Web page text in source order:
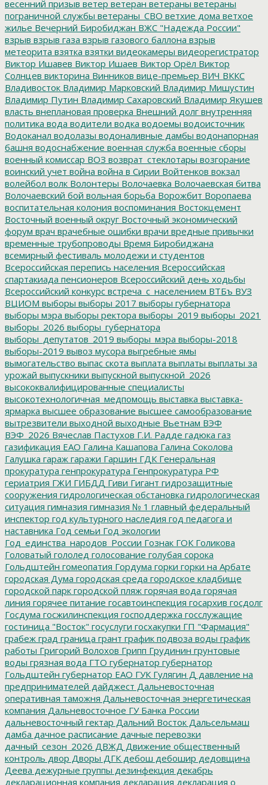
весенний призыв ветер ветеран ветераны ветераны
пограничной службы ветераны_СВО ветхие дома ветхое
жилье Вечерний Биробиджан ВЖС "Надежда России"
взрыв взрыв газа взрыв газового баллона взрыв
метеорита взятка взятки видеокамеры видеорегистратор
Виктор Ишавев Виктор Ишаев Виктор Орёл Виктор
Солнцев викторина Винников вице-премьер ВИЧ ВККС
Владивосток Владимир Марковский Владимир Мишустин
Владимир Путин Владимир Сахаровский Владимир Якушев
власть внеплановая проверка Внешний долг внутренняя
политика вода водители водка водоемы водоисточник
Водоканал водолазы водоналивные дамбы водонапорная
башня водоснабжение военная служба военные сборы
военный комиссар ВОЗ возврат_стеклотары возгорание
воинский учет война война в Сирии Войтенков вокзал
волейбол волк Волонтеры Волочаевка Волочаевская битва
Волочаевский бой вольная борьба Ворожбит Воропаева
воспитательная колония воспоминания Востокцемент
Восточный военный округ Восточный экономический
форум врач врачебные ошибки врачи вредные привычки
временные трубопроводы Время Биробиджана
всемирный фестиваль молодежи и студентов
Всероссийская перепись населения Всероссийская
спартакиада пенсионеров Всероссийский день ходьбы
Всероссийский конкурс встреча_с_населением ВТБъ ВУЗ
ВЦИОМ выборы выборы 2017 выборы губернатора
выборы мэра выборы ректора выборы_2019 выборы_2021
выборы_2026 выборы_губернатора
выборы_депутатов_2019 выборы_мэра выборы-2018
выборы-2019 вывоз мусора выгребные ямы
вымогательство выпас скота выплата выплаты выплаты за
урожай выпускники выпускной выпускной_2026
высококвалифицированные специалисты
высокотехнологичная_медпомощь выставка выставка-
ярмарка высшее образование высшее самообразование
вытрезвители выходной выходные Вьетнам ВЭФ
ВЭФ_2026 Вячеслав Пастухов Г.И. Радде гадюка газ
газификация ЕАО Галина Кашапова Галина Соколова
Галушка гараж гаражи Гаршин ГДК Генеральная
прокуратура генпрокуратура Генпрокуратура РФ
гериатрия ГЖИ ГИБДД Гиви Гигант гидрозащитные
сооружения гидрологическая обстановка гидрологическая
ситуация гимназия гимназия № 1 главный федеральный
инспектор год культурного наследия год педагога и
наставника Год семьи Год экологии
Год_единства_народов_России Гознак ГОК Голикова
Головатый гололед голосование голубая сорока
Гольдштейн гомеопатия Гордума горки горки на Арбате
городская Дума городская среда городское кладбище
городской парк городской пляж горячая вода горячая
линия горячее питание госавтоинспекция госархив госдолг
Госдума госжилинспекция господдержка госслужащие
гостиница "Восток" госуслуги госхакупки ГП "Фармация"
грабеж град граница грант график подвоза воды график
работы Григорий Волохов Грипп Грудинин грунтовые
воды грязная вода ГТО губернатор губернатор
Гольдштейн губернатор ЕАО ГУК Гулягин Д давление на
предпринимателей дайджест Дальневосточная
оперативная таможня Дальневосточная энергетическая
компания Дальневосточное ГУ Банка России
дальневосточный гектар Дальний Восток Дальсельмаш
дамба дачное расписание дачные перевозки
дачный_сезон_2026 ДВЖД Движение общественный
контроль двор Дворы ДГК дебош дебошир дедовщина
Деева дежурные группы дезинфекция декабрь
декларационная компания декларация декларация о